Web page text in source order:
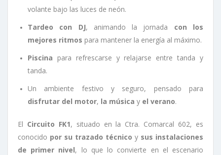
volante bajo las luces de neón.
Tardeo con DJ, animando la jornada con los
mejores ritmos para mantener la energía al máximo.
Piscina para refrescarse y relajarse entre tanda y
tanda.
Un ambiente festivo y seguro, pensado para
disfrutar del motor, la música y el verano.
El Circuito FK1, situado en la Ctra. Comarcal 602, es
conocido por su trazado técnico y sus instalaciones
de primer nivel, lo que lo convierte en el escenario